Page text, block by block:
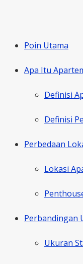
Poin Utama
Apa Itu
Definisi
Definisi
Perbedaan
Lokasi
Perbandingan
Ukuran